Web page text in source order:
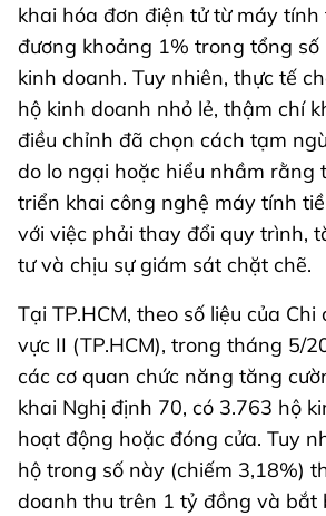
khai hóa đơn điện tử từ máy tính
đương khoảng 1% trong tổng số
kinh doanh. Tuy nhiên, thực tế
hộ kinh doanh nhỏ lẻ, thậm chí
điều chỉnh đã chọn cách tạm
do lo ngại hoặc hiểu nhầm rằng
triển khai công nghệ máy tính
với việc phải thay đổi quy trình,
tư và chịu sự giám sát chặt chẽ.
Tại TP.HCM, theo số liệu của Chi
vực II (TP.HCM), trong tháng 5/
các cơ quan chức năng tăng
khai Nghị định 70, có 3.763 hộ
hoạt động hoặc đóng cửa. Tuy
hộ trong số này (chiếm 3,18%)
doanh thu trên 1 tỷ đồng và bắt